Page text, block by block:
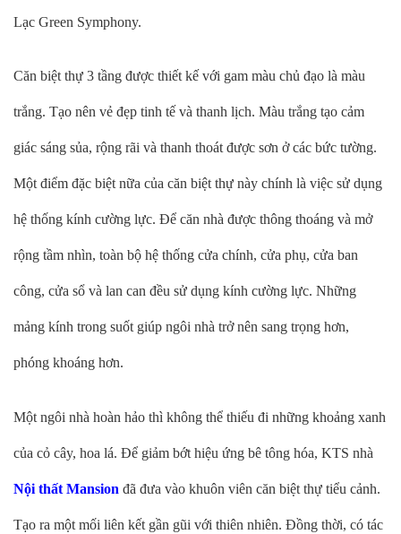
Lạc Green Symphony.
Căn biệt thự 3 tầng được thiết kế với gam màu chủ đạo là màu
trắng. Tạo nên vẻ đẹp tinh tế và thanh lịch. Màu trắng tạo cảm
giác sáng sủa, rộng rãi và thanh thoát được sơn ở các bức tường.
Một điểm đặc biệt nữa của căn biệt thự này chính là việc sử dụng
hệ thống kính cường lực. Để căn nhà được thông thoáng và mở
rộng tầm nhìn, toàn bộ hệ thống cửa chính, cửa phụ, cửa ban
công, cửa sổ và lan can đều sử dụng kính cường lực. Những
mảng kính trong suốt giúp ngôi nhà trở nên sang trọng hơn,
phóng khoáng hơn.
Một ngôi nhà hoàn hảo thì không thể thiếu đi những khoảng xanh
của cỏ cây, hoa lá. Để giảm bớt hiệu ứng bê tông hóa, KTS nhà
Nội thất Mansion đã đưa vào khuôn viên căn biệt thự tiểu cảnh.
Tạo ra một mối liên kết gần gũi với thiên nhiên. Đồng thời, có tác